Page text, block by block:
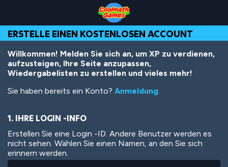
Top
of
Page
Navigation
Main
Content
Footer
Inhalt
ERSTELLE EINEN KOSTENLOSEN ACCOUNT
Willkommen! Melden Sie sich an, um XP zu verdienen,
aufzusteigen, Ihre Seite anzupassen,
Wiedergabelisten zu erstellen und vieles mehr!
Sie haben bereits ein Konto? Anmeldung.
1. IHRE LOGIN -INFO
Erstellen Sie eine Login -ID. Andere Benutzer werden es
nicht sehen. Wählen Sie einen Namen, an den Sie sich
erinnern werden.